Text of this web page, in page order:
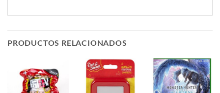
PRODUCTOS RELACIONADOS